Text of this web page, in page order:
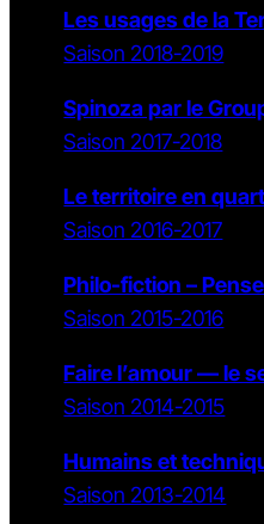
Les usages de la
Saison 2018-2019
Spinoza par le
Saison 2017-2018
Le territoire en
Saison 2016-2017
Philo-fiction –
Saison 2015-2016
Faire l’amour — le
Saison 2014-2015
Humains et
Saison 2013-2014